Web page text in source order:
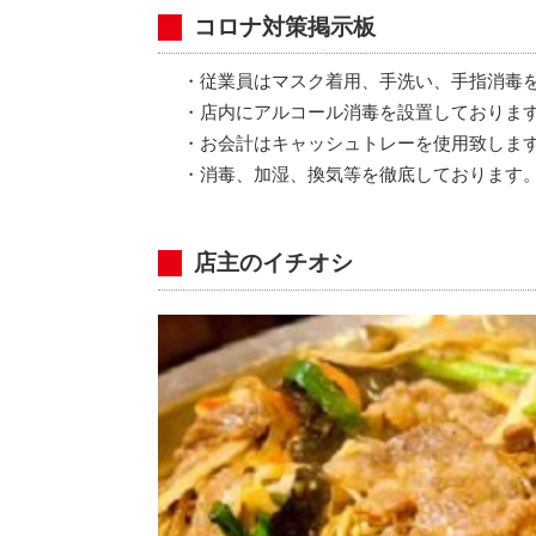
コロナ対策掲示板
・従業員はマスク着用、手洗い、手指消毒
・店内にアルコール消毒を設置しておりま
・お会計はキャッシュトレーを使用致しま
・消毒、加湿、換気等を徹底しております
店主のイチオシ